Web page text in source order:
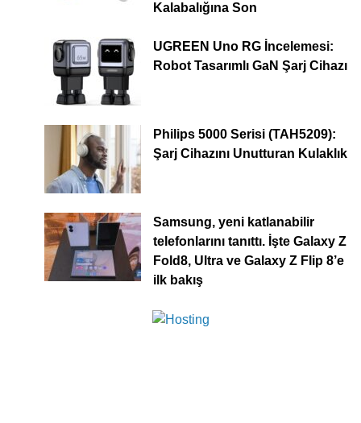
Kalabalığına Son
UGREEN Uno RG İncelemesi:
Robot Tasarımlı GaN Şarj Cihazı
Philips 5000 Serisi (TAH5209):
Şarj Cihazını Unutturan Kulaklık
Samsung, yeni katlanabilir
telefonlarını tanıttı. İşte Galaxy Z
Fold8, Ultra ve Galaxy Z Flip 8’e
ilk bakış